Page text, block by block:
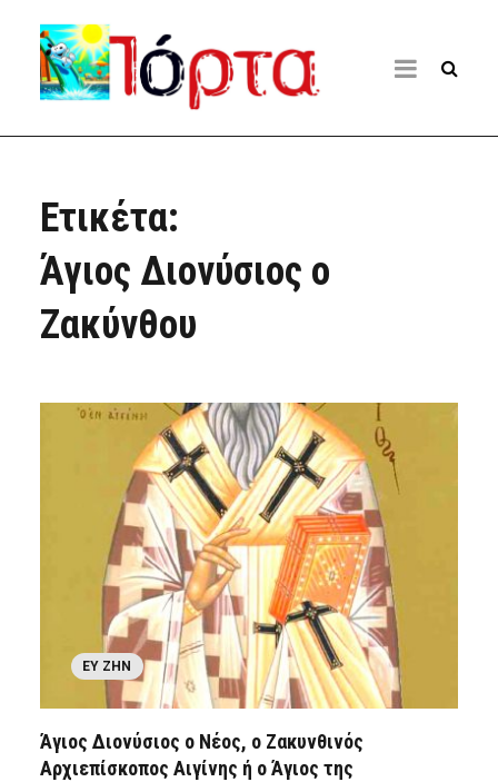
Ετικέτα:
Άγιος Διονύσιος ο
Ζακύνθου
ΕΥ ΖΗΝ
Άγιος Διονύσιος ο Νέος, ο Ζακυνθινός
Αρχιεπίσκοπος Αιγίνης ή ο Άγιος της